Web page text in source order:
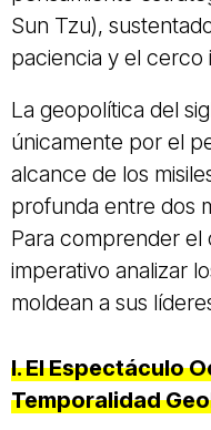
Sun Tzu),
paciencia y el cerco
La geopolítica del
únicamente por el
alcance de los
profunda entre dos
Para comprender el
imperativo analizar
moldean a sus
I. El Espectáculo
Temporalidad